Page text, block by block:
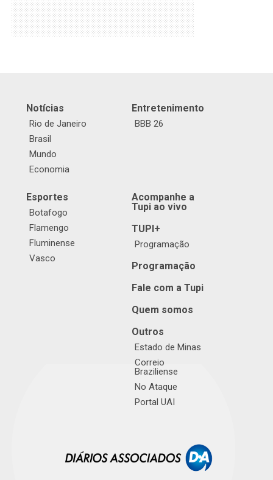
Notícias
Rio de Janeiro
Brasil
Mundo
Economia
Entretenimento
BBB 26
Esportes
Botafogo
Flamengo
Fluminense
Vasco
Acompanhe a
Tupi ao vivo
TUPI+
Programação
Programação
Fale com a Tupi
Quem somos
Outros
Estado de Minas
Correio
Braziliense
No Ataque
Portal UAI